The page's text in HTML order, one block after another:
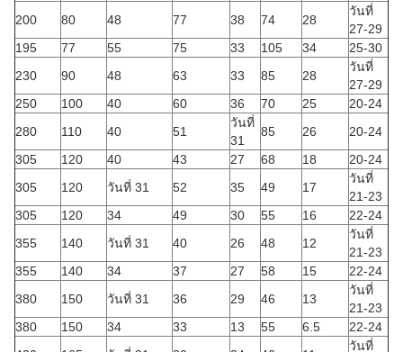
200
80 48 77 38 74 28
วันที่
27-29
195
77 55 75 33 105 34
25-30
230
90 48 63 33 85 28
วันที่
27-29
250
100 40 60 36 70 25
20-24
280
110 40 51
วันที่
31
85 26
20-24
305
120 40 43 27 68 18
20-24
305
120 วันที่ 31 52 35 49 17
วันที่
21-23
305
120 34 49 30 55 16
22-24
355
140 วันที่ 31 40 26 48 12
วันที่
21-23
355
140 34 37 27 58 15
22-24
380
150 วันที่ 31 36 29 46 13
วันที่
21-23
380
150 34 33 13 55 6.5
22-24
วันที่